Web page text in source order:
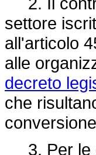
settore
all'articolo
alle
decreto
che
3. Per le